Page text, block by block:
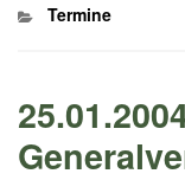
Kategorien
Termine